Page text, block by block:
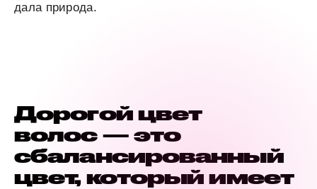
дала природа.
Дорогой цвет
волос — это
сбалансированный
цвет, который имеет